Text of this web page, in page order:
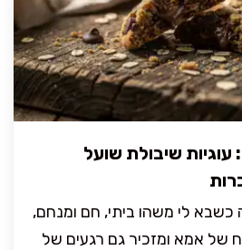
עוגיות שיבולת שועל
כשבא לי משהו ביתי, חם ומנחם,
של אמא ומזכיר גם רגעים של